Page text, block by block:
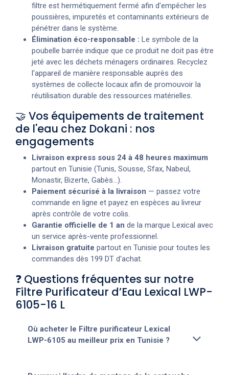
filtre est hermétiquement fermé afin d'empêcher les
poussières, impuretés et contaminants extérieurs de
pénétrer dans le système.
Élimination éco-responsable : Le symbole de la
poubelle barrée indique que ce produit ne doit pas être
jeté avec les déchets ménagers ordinaires. Recyclez
l'appareil de manière responsable auprès des
systèmes de collecte locaux afin de promouvoir la
réutilisation durable des ressources matérielles.
🤝 Vos équipements de traitement
de l'eau chez Dokani : nos
engagements
Livraison express sous 24 à 48 heures maximum
partout en Tunisie (Tunis, Sousse, Sfax, Nabeul,
Monastir, Bizerte, Gabès...).
Paiement sécurisé à la livraison — passez votre
commande en ligne et payez en espèces au livreur
après contrôle de votre colis.
Garantie officielle de 1 an de la marque Lexical avec
un service après-vente professionnel.
Livraison gratuite partout en Tunisie pour toutes les
commandes dès 199 DT d'achat.
❓ Questions fréquentes sur notre
Filtre Purificateur d’Eau Lexical LWP-
6105-16 L
Où acheter le Filtre purificateur Lexical
LWP-6105 au meilleur prix en Tunisie ?